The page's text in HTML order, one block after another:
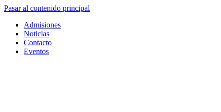
Pasar al contenido principal
Admisiones
Noticias
Contacto
Eventos